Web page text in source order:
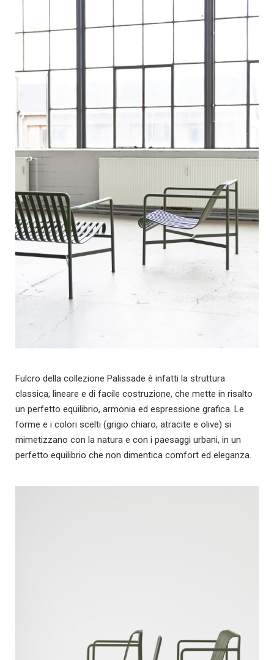
Fulcro della collezione Palissade è infatti la struttura
classica, lineare e di facile costruzione, che mette in risalto
un perfetto equilibrio, armonia ed espressione grafica. Le
forme e i colori scelti (grigio chiaro, atracite e olive) si
mimetizzano con la natura e con i paesaggi urbani, in un
perfetto equilibrio che non dimentica comfort ed eleganza.